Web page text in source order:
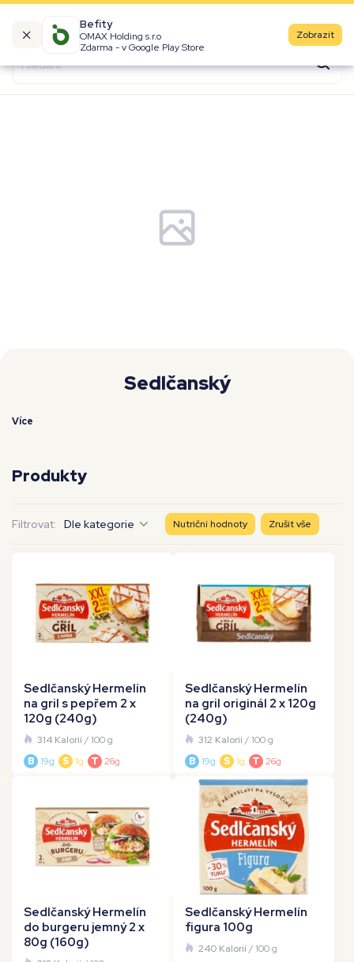
Befity
OMAX Holding s.r.o
Zdarma - v Google Play Store
Zobrazit
Kalorické tabulky
Sedlčanský
Více
Produkty
Filtrovat: Dle kategorie Nutriční hodnoty Zrušit vše
Sedlčanský Hermelín
na gril s pepřem 2 x
120g (240g)
314 Kalorií/ 100 g
B 19g S 1g T 26g
Sedlčanský Hermelín
na gril originál 2 x 120g
(240g)
312 Kalorií/ 100 g
B 19g S 1g T 26g
Sedlčanský Hermelín
do burgeru jemný 2 x
80g (160g)
Sedlčanský Hermelín
figura 100g
240 Kalorií/ 100 g